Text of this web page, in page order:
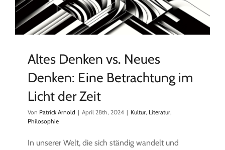
Altes Denken vs. Neues
Denken: Eine Betrachtung im
Licht der Zeit
Von Patrick Arnold | April 28th, 2024 | Kultur, Literatur,
Philosophie
In unserer Welt, die sich ständig wandelt und